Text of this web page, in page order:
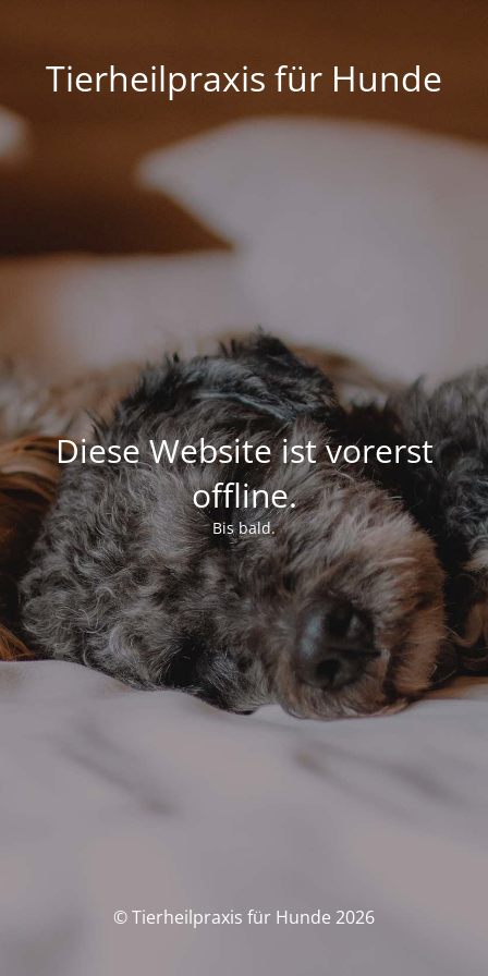
Tierheilpraxis für Hunde
Diese Website ist vorerst
offline.
Bis bald.
© Tierheilpraxis für Hunde 2026